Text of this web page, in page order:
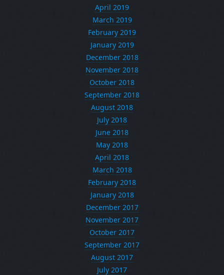
April 2019
March 2019
February 2019
January 2019
December 2018
November 2018
October 2018
September 2018
August 2018
July 2018
June 2018
May 2018
April 2018
March 2018
February 2018
January 2018
December 2017
November 2017
October 2017
September 2017
August 2017
July 2017